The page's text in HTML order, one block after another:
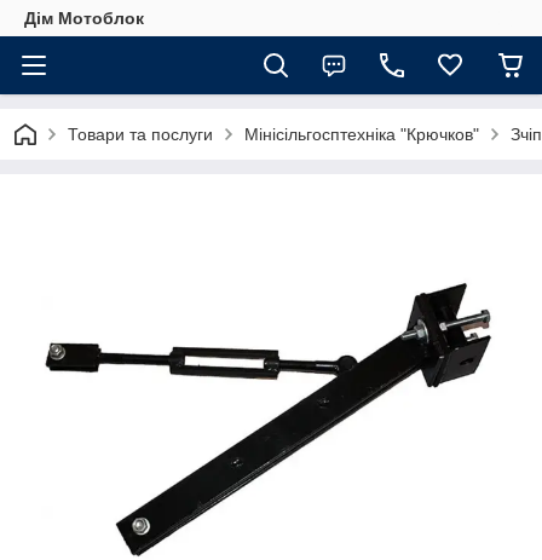
Дім Мотоблок
Товари та послуги Мінісільгосптехніка "Крючков"